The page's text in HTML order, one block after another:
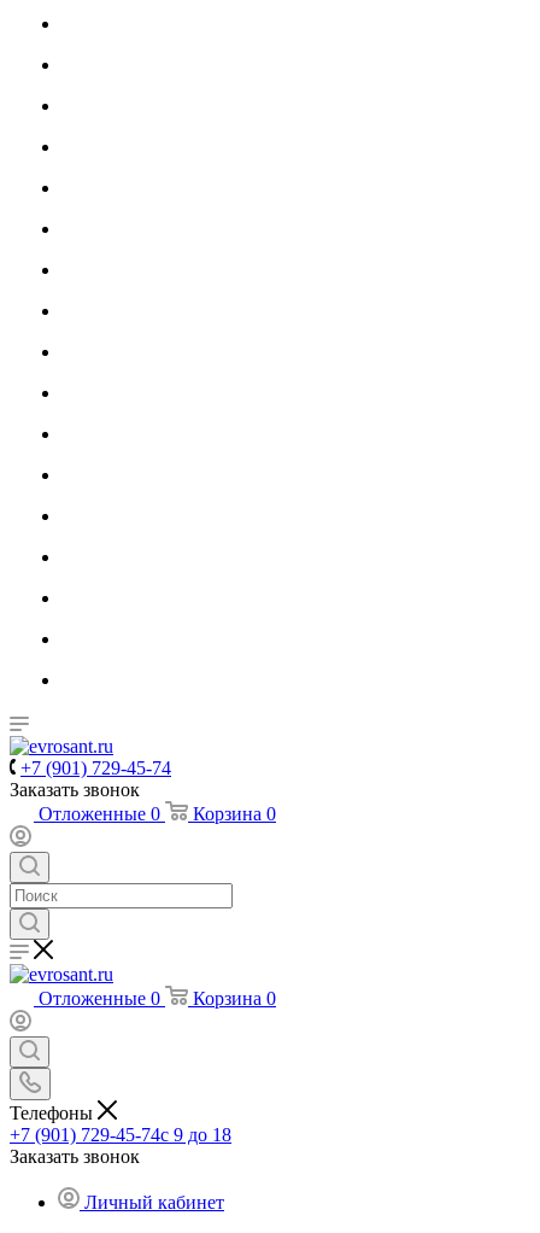
+7 (901) 729-45-74
Заказать звонок
Отложенные 0 Корзина 0
Отложенные 0 Корзина 0
Телефоны
+7 (901) 729-45-74c 9 до 18
Заказать звонок
Личный кабинет